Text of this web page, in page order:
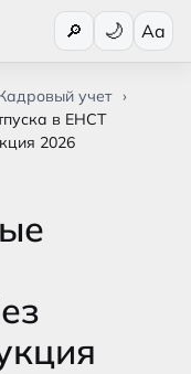
🔎 Aa
учет
в ЕНСТ
2026